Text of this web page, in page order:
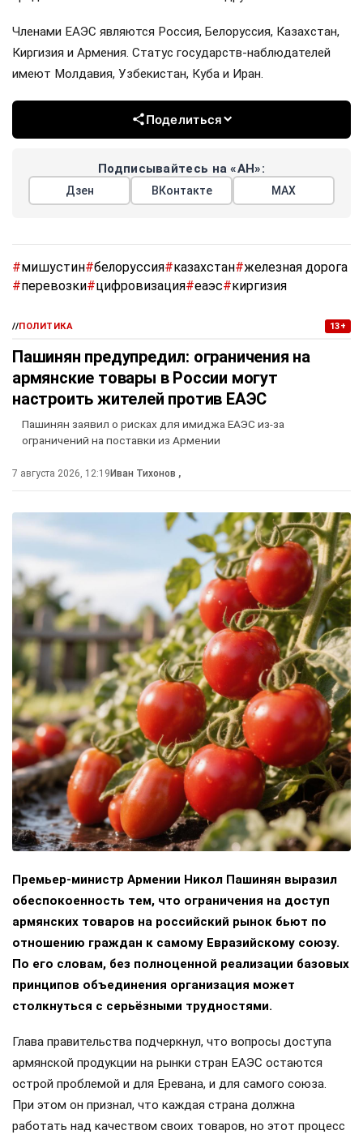
Членами ЕАЭС являются Россия, Белоруссия, Казахстан,
Киргизия и Армения. Статус государств-наблюдателей
имеют Молдавия, Узбекистан, Куба и Иран.
Поделиться
Подписывайтесь на «АН»:
Дзен ВКонтакте МАХ
#мишустин#белоруссия#казахстан#железная дорога
#перевозки#цифровизация#еаэс#киргизия
//ПОЛИТИКА 13+
Пашинян предупредил: ограничения на
армянские товары в России могут
настроить жителей против ЕАЭС
Пашинян заявил о рисках для имиджа ЕАЭС из-за
ограничений на поставки из Армении
7 августа 2026, 12:19Иван Тихонов ,
Премьер-министр Армении Никол Пашинян выразил
обеспокоенность тем, что ограничения на доступ
армянских товаров на российский рынок бьют по
отношению граждан к самому Евразийскому союзу.
По его словам, без полноценной реализации базовых
принципов объединения организация может
столкнуться с серьёзными трудностями.
Глава правительства подчеркнул, что вопросы доступа
армянской продукции на рынки стран ЕАЭС остаются
острой проблемой и для Еревана, и для самого союза.
При этом он признал, что каждая страна должна
работать над качеством своих товаров, но этот процесс